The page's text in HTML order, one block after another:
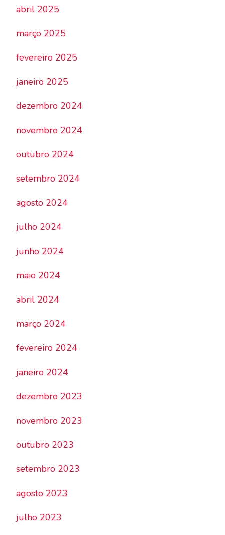
abril 2025
março 2025
fevereiro 2025
janeiro 2025
dezembro 2024
novembro 2024
outubro 2024
setembro 2024
agosto 2024
julho 2024
junho 2024
maio 2024
abril 2024
março 2024
fevereiro 2024
janeiro 2024
dezembro 2023
novembro 2023
outubro 2023
setembro 2023
agosto 2023
julho 2023